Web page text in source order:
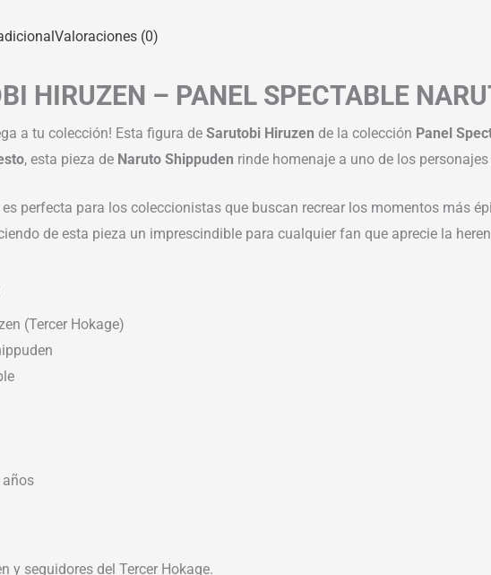
Valoraciones (0)
HIRUZEN – PANEL SPECTABLE
a tu colección! Esta figura de Sarutobi Hiruzen de la colección Panel
, esta pieza de Naruto Shippuden rinde homenaje a uno de los
perfecta para los coleccionistas que buscan recrear los momentos más
de esta pieza un imprescindible para cualquier fan que aprecie la
(Tercer Hokage)
y seguidores del Tercer Hokage.